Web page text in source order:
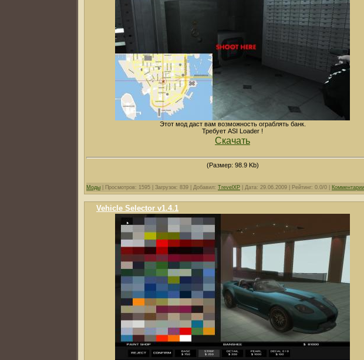
Этот мод даст вам возможность ограблять банк.
Требует ASI Loader !
Скачать
(Размер: 98.9 Kb)
Моды | Просмотров: 1595 | Загрузок: 839 | Добавил: TrevelXP | Дата: 29.06.2009 | Рейтинг: 0.0/0 |
Vehicle Selector v1.4.1